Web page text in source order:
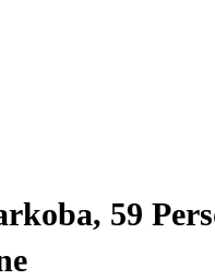
59